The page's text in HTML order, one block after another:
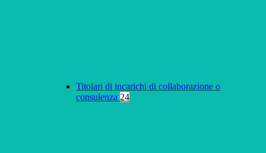
Titolari di incarichi di collaborazione o
consulenza 24